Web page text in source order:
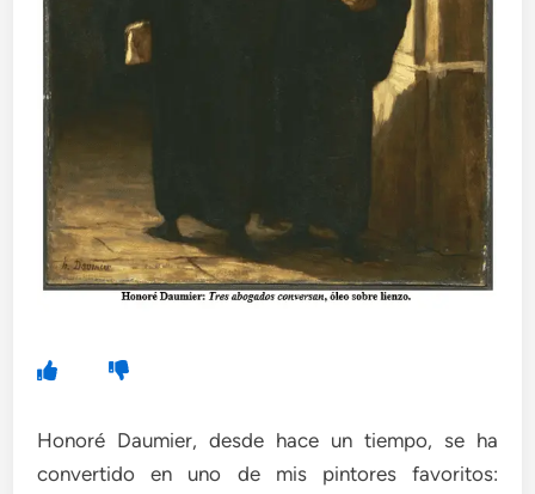
Honoré Daumier, desde hace un tiempo, se ha
convertido en uno de mis pintores favoritos: